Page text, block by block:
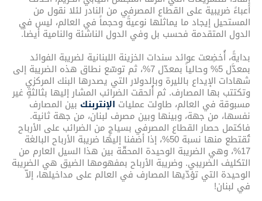
أعباءً ضريبية على القطاع المصرفي من النادر لئلا نقول من
المستحيل إيجاد ما يماثلها نوعيةً وحجماً في العالم، ليس في
الدول المتقدمة فحسب بل وفي الدول الناشئة والنامية أيضاً.
بدايةً، أُخضِعت عوائد سندات الخزينة اللبنانية لضريبة الفوائد
بمعدَّل 5% وحالياً بمعدّل 7%، ثم توسّع نطاق هذه الضريبة إلى
شهادات الإيداع بالليرة وبالدولار التي يصدرها البنك المركزي
وتكتتب بها المصارف. ثم أُلحقت الضرائب المشار إليها بثالثةٍ غير
مسبوقة في العالم، طاولت عمليات الإنتربنك بين المصارف
نفسها، من جهة، وبينها وبين مصرف لبنان، من جهة ثانية.
فاكتمل حصار القطاع المصرفي بسياجٍ من الضرائب على الأرباح
تُقتطع منها نسبة 50%، إذا أضفنا إليها ضريبة الأرباح البالغة
17%، وهي الضريبة الوحيدة المحقّة بين هذا السيل العارم من
التكليف الضريبي. وضريبة الأرباح بمفهومها الضيق هي الضريبة
الوحيدة التي تؤدّيها المصارف في العالم على مداخيلها، إلاّ
في لبنان!